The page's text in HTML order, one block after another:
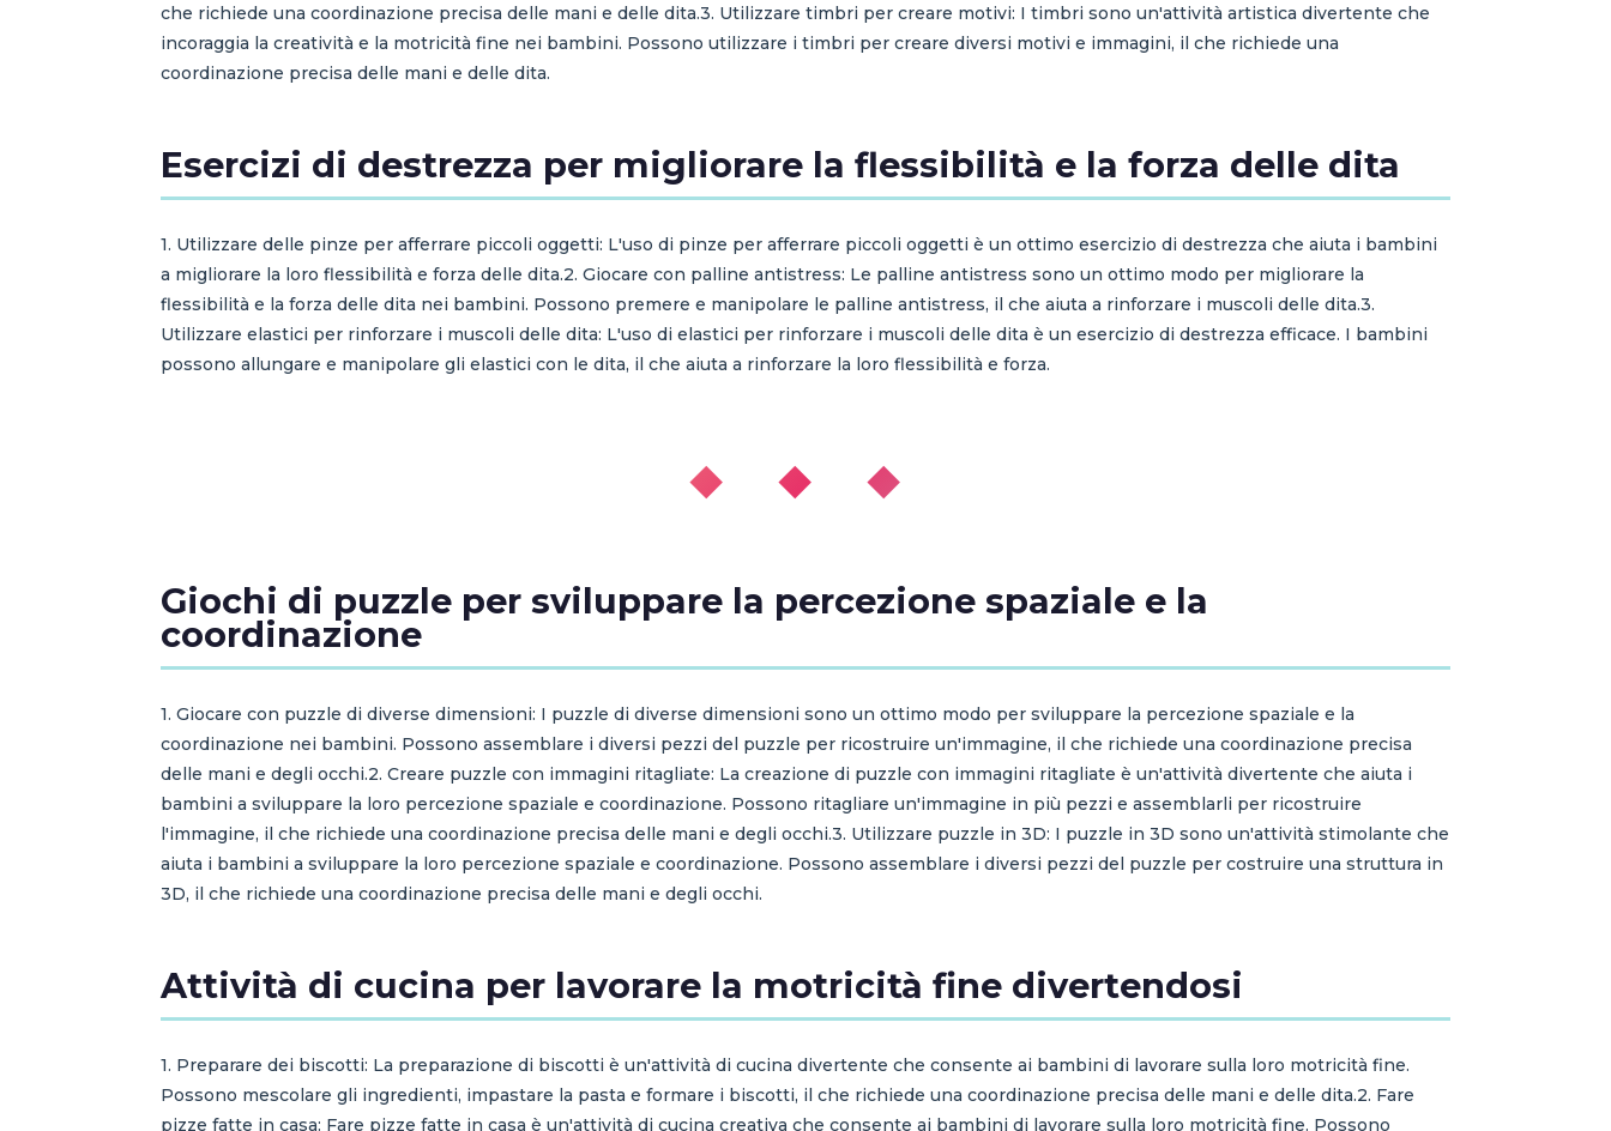
che richiede una coordinazione precisa delle mani e delle dita.3. Utilizzare timbri per creare motivi: I timbri sono un'attività artistica divertente che
incoraggia la creatività e la motricità fine nei bambini. Possono utilizzare i timbri per creare diversi motivi e immagini, il che richiede una
coordinazione precisa delle mani e delle dita.
Esercizi di destrezza per migliorare la flessibilità e la forza delle dita
1. Utilizzare delle pinze per afferrare piccoli oggetti: L'uso di pinze per afferrare piccoli oggetti è un ottimo esercizio di destrezza che aiuta i bambini
a migliorare la loro flessibilità e forza delle dita.2. Giocare con palline antistress: Le palline antistress sono un ottimo modo per migliorare la
flessibilità e la forza delle dita nei bambini. Possono premere e manipolare le palline antistress, il che aiuta a rinforzare i muscoli delle dita.3.
Utilizzare elastici per rinforzare i muscoli delle dita: L'uso di elastici per rinforzare i muscoli delle dita è un esercizio di destrezza efficace. I bambini
possono allungare e manipolare gli elastici con le dita, il che aiuta a rinforzare la loro flessibilità e forza.
◆ ◆ ◆
Giochi di puzzle per sviluppare la percezione spaziale e la
coordinazione
1. Giocare con puzzle di diverse dimensioni: I puzzle di diverse dimensioni sono un ottimo modo per sviluppare la percezione spaziale e la
coordinazione nei bambini. Possono assemblare i diversi pezzi del puzzle per ricostruire un'immagine, il che richiede una coordinazione precisa
delle mani e degli occhi.2. Creare puzzle con immagini ritagliate: La creazione di puzzle con immagini ritagliate è un'attività divertente che aiuta i
bambini a sviluppare la loro percezione spaziale e coordinazione. Possono ritagliare un'immagine in più pezzi e assemblarli per ricostruire
l'immagine, il che richiede una coordinazione precisa delle mani e degli occhi.3. Utilizzare puzzle in 3D: I puzzle in 3D sono un'attività stimolante che
aiuta i bambini a sviluppare la loro percezione spaziale e coordinazione. Possono assemblare i diversi pezzi del puzzle per costruire una struttura in
3D, il che richiede una coordinazione precisa delle mani e degli occhi.
Attività di cucina per lavorare la motricità fine divertendosi
1. Preparare dei biscotti: La preparazione di biscotti è un'attività di cucina divertente che consente ai bambini di lavorare sulla loro motricità fine.
Possono mescolare gli ingredienti, impastare la pasta e formare i biscotti, il che richiede una coordinazione precisa delle mani e delle dita.2. Fare
pizze fatte in casa: Fare pizze fatte in casa è un'attività di cucina creativa che consente ai bambini di lavorare sulla loro motricità fine. Possono